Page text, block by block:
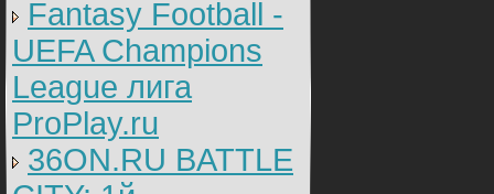
Fantasy Football -
UEFA Champions
League лига
ProPlay.ru
36ON.RU BATTLE